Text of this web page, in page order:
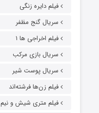
فیلم دایره زنگی
سریال گنج مظفر
فیلم اخراجی ها ۱
سریال بازی مرکب
سریال پوست شیر
فیلم زن‌ها فرشته‌اند
فیلم متری شیش و نیم